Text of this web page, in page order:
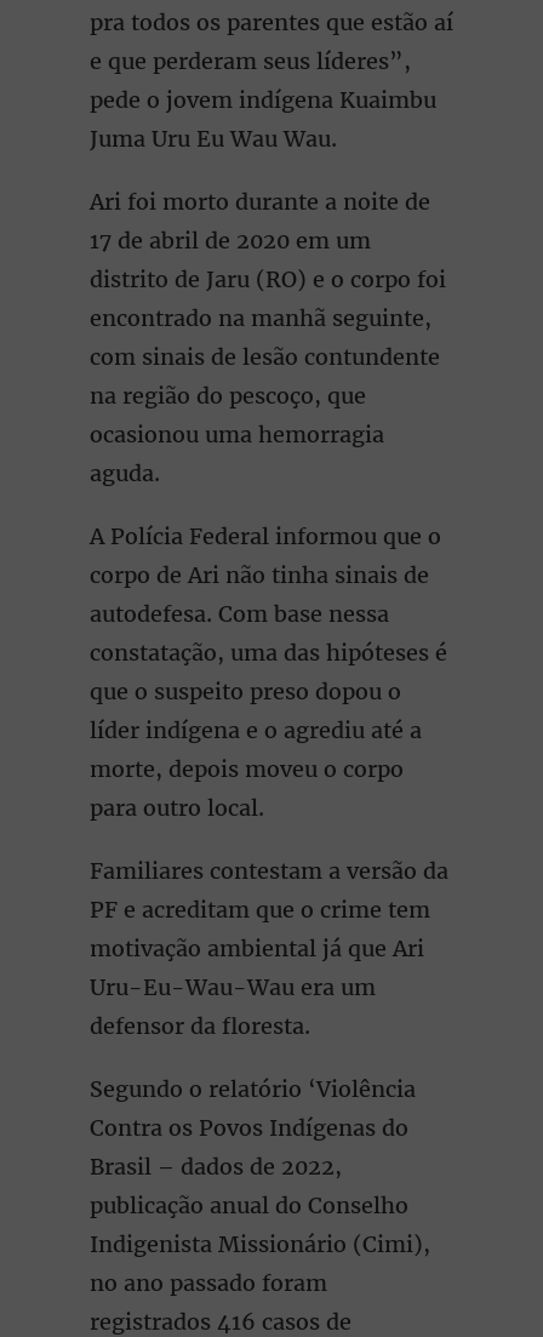
pra todos os parentes que estão aí
e que perderam seus líderes”,
pede o jovem indígena Kuaimbu
Juma Uru Eu Wau Wau.
Ari foi morto durante a noite de
17 de abril de 2020 em um
distrito de Jaru (RO) e o corpo foi
encontrado na manhã seguinte,
com sinais de lesão contundente
na região do pescoço, que
ocasionou uma hemorragia
aguda.
A Polícia Federal informou que o
corpo de Ari não tinha sinais de
autodefesa. Com base nessa
constatação, uma das hipóteses é
que o suspeito preso dopou o
líder indígena e o agrediu até a
morte, depois moveu o corpo
para outro local.
Familiares contestam a versão da
PF e acreditam que o crime tem
motivação ambiental já que Ari
Uru-Eu-Wau-Wau era um
defensor da floresta.
Segundo o relatório ‘Violência
Contra os Povos Indígenas do
Brasil – dados de 2022,
publicação anual do Conselho
Indigenista Missionário (Cimi),
no ano passado foram
registrados 416 casos de